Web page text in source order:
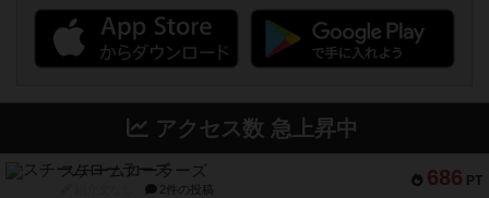
アクセス数 急上昇中
686 PT
スチームローラーズ
2件の投稿